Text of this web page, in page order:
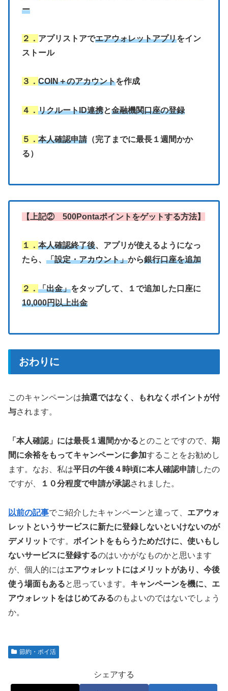
ー
２． アプリストアでエアウォレットアプリをイン
ストール
３． COIN＋のアカウントを作成
４． リクルートID連携と金融機関口座の登録
５． 本人確認申請（完了までに最長１週間かか
る）
【上記② 500Pontaポイントをゲットする方法】
１． 本人確認終了後、アプリが使えるようになっ
たら、 「設定・アカウント」から銀行口座を追加
２． 「出金」をタップして、１で追加した口座に
10,000円以上出金
おわりに
このキャンペーンは抽選ではなく、もれなくポイントが付
与されます。
「本人確認」には最長１週間かかるとのことですので、 期
間に余裕をもってキャンペーンに参加することをお勧めし
ます。なお、私は平日の午後４時頃に本人確認申請したの
ですが、
１０分程度で申請が承認されました。
以前の記事でご紹介したキャンペーンと違って、 エアウォ
レットというサービスに新たに登録しないといけないのが
デメリット です。 ポイントをもらうためだけに、使いもし
ないサービスに登録するのはいかがなものかと思います
が、個人的にはエアウォレットにはメリットがあり、今後
使う場面もあると思っています。 キャンペーンを機に、エ
アウォレットをはじめてみるのもよいのではないでしょう
か。
節約・ポイ活
シェアする